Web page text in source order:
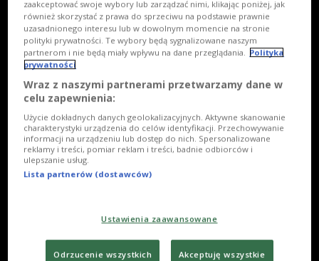
zaakceptować swoje wybory lub zarządzać nimi, klikając poniżej, jak
również skorzystać z prawa do sprzeciwu na podstawie prawnie
uzasadnionego interesu lub w dowolnym momencie na stronie
polityki prywatności. Te wybory będą sygnalizowane naszym
partnerom i nie będą miały wpływu na dane przeglądania. Polityka
prywatności
Wraz z naszymi partnerami przetwarzamy dane w
celu zapewnienia:
Użycie dokładnych danych geolokalizacyjnych. Aktywne skanowanie
charakterystyki urządzenia do celów identyfikacji. Przechowywanie
informacji na urządzeniu lub dostęp do nich. Spersonalizowane
reklamy i treści, pomiar reklam i treści, badnie odbiorców i
ulepszanie usług.
Lista partnerów (dostawców)
Ustawienia zaawansowane
Odrzucenie wszystkich Akceptuję wszystkie